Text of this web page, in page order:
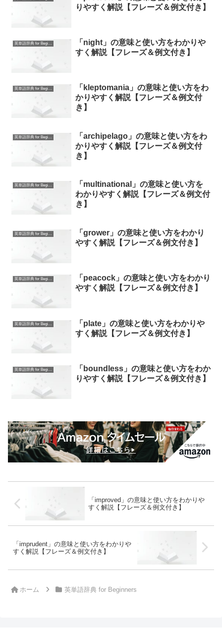
りやすく解説【フレーズ＆例文付き】
英単語辞典 for Beginners
「night」の意味と使い方をわかりや
すく解説【フレーズ＆例文付き】
英単語辞典 for Beginners
「kleptomania」の意味と使い方をわ
かりやすく解説【フレーズ＆例文付
き】
英単語辞典 for Beginners
「archipelago」の意味と使い方をわ
かりやすく解説【フレーズ＆例文付
き】
英単語辞典 for Beginners
「multinational」の意味と使い方を
わかりやすく解説【フレーズ＆例文付
き】
英単語辞典 for Beginners
「grower」の意味と使い方をわかり
やすく解説【フレーズ＆例文付き】
英単語辞典 for Beginners
「peacock」の意味と使い方をわかり
やすく解説【フレーズ＆例文付き】
英単語辞典 for Beginners
「plate」の意味と使い方をわかりや
すく解説【フレーズ＆例文付き】
英単語辞典 for Beginners
「boundless」の意味と使い方をわか
りやすく解説【フレーズ＆例文付き】
「improved」の意味と使い方をわかりや
すく解説【フレーズ＆例文付き】
「imprudent」の意味と使い方をわかりや
すく解説【フレーズ＆例文付き】
ホーム 英単語辞典 for Beginners